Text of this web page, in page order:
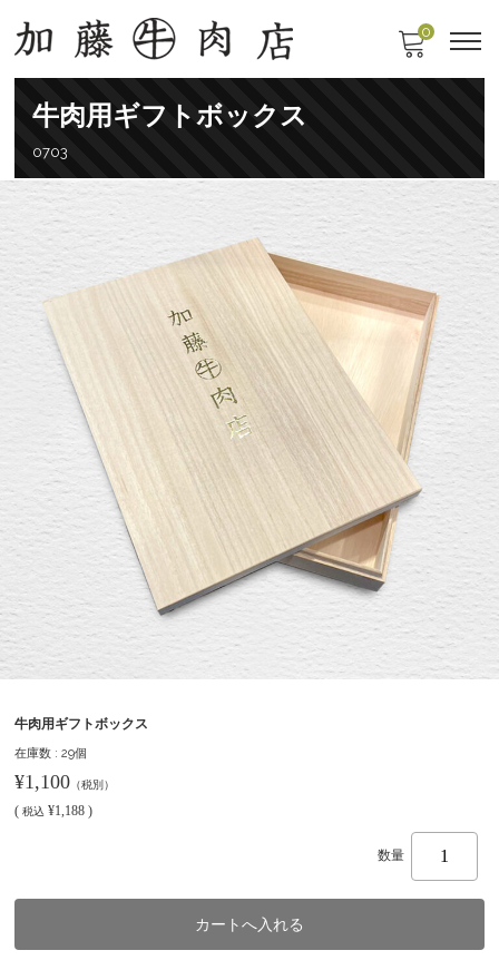
0
牛肉用ギフトボックス
0703
牛肉用ギフトボックス
在庫数 : 29個
¥1,100 （税別）
( 税込 ¥1,188 )
数量